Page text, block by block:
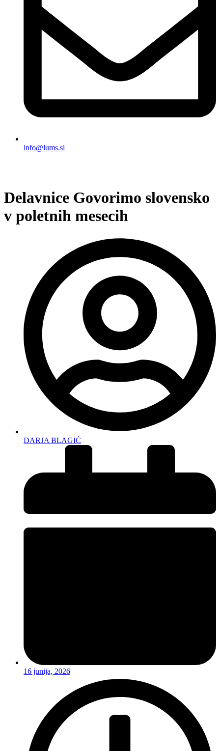
info@lums.si
Delavnice Govorimo slovensko
v poletnih mesecih
DARJA BLAGIĆ
16 junija, 2026